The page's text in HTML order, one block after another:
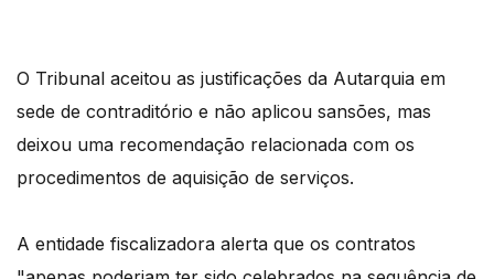
O Tribunal aceitou as justificações da Autarquia em
sede de contraditório e não aplicou sansões, mas
deixou uma recomendação relacionada com os
procedimentos de aquisição de serviços.
A entidade fiscalizadora alerta que os contratos